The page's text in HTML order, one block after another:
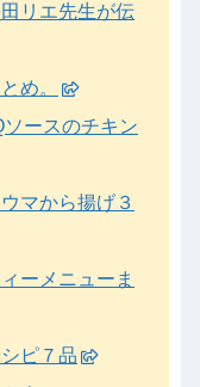
リエ先生が伝
め。
ースのチキン
マから揚げ３
ーメニューま
ピ７品